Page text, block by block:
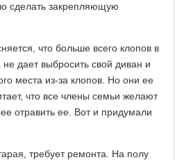
сделать закрепляющую
что больше всего клопов в
дает выбросить свой диван и
места из-за клопов. Но они ее
что все члены семьи желают
отравить ее. Вот и придумали
требует ремонта. На полу